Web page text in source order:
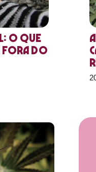
o que
fora do